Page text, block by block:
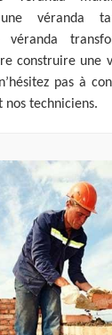
une véranda
véranda
construire une
pas à
nos techniciens.